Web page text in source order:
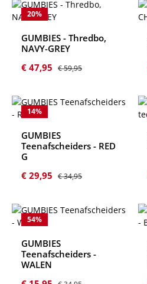
20%
GUMBIES - Thredbo,
NAVY-GREY
Verkoopprijs:
€ 47,95 Normale prijs:
€ 59,95
14%
GUMBIES
Teenafscheiders - RED
G
Verkoopprijs:
€ 29,95 Normale prijs:
€ 34,95
54%
GUMBIES
Teenafscheiders -
WALEN
Normale prijs: